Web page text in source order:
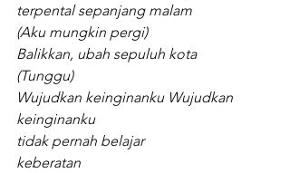
terpental sepanjang malam
(Aku mungkin pergi)
Balikkan, ubah sepuluh kota
(Tunggu)
Wujudkan keinginanku Wujudkan
keinginanku
tidak pernah belajar
keberatan